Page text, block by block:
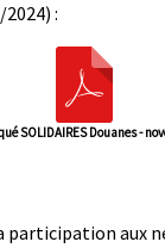
:
SOLIDAIRES Douanes -
participation aux